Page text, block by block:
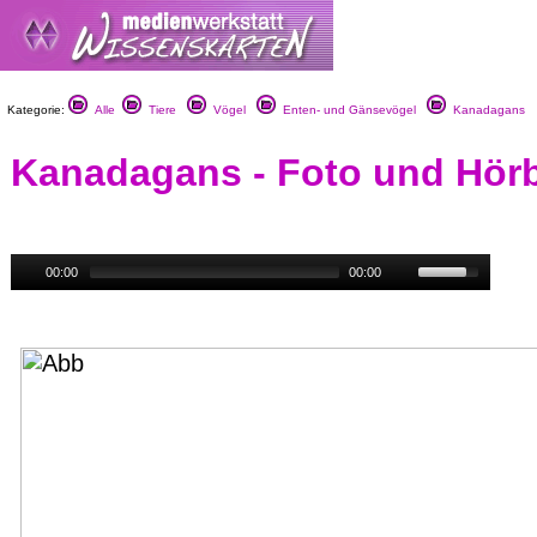
Kategorie: Alle Tiere Vögel Enten- und Gänsevögel Kanadagans
Kanadagans - Foto und
00:00 00:00